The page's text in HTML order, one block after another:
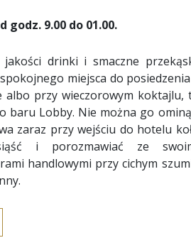
9.00 do 01.00.
drinki i smaczne
miejsca do
albo przy wieczorowym koktajlu,
baru Lobby. Nie można go
zaraz przy wejściu do hotelu
i porozmawiać ze
handlowymi przy cichym